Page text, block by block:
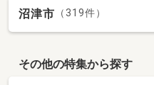
沼津市 （319件）
その他の特集から探す